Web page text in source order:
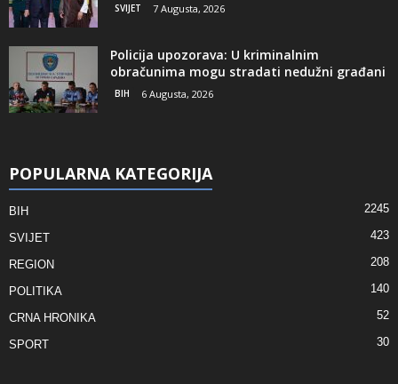
SVIJET 7 Augusta, 2026
Policija upozorava: U kriminalnim
obračunima mogu stradati nedužni građani
BIH 6 Augusta, 2026
POPULARNA KATEGORIJA
BIH 2245
SVIJET 423
REGION 208
POLITIKA 140
CRNA HRONIKA 52
SPORT 30